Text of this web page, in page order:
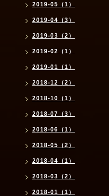
2019-05（1）
2019-04（3）
2019-03（2）
2019-02（1）
2019-01（1）
2018-12（2）
2018-10（1）
2018-07（3）
2018-06（1）
2018-05（2）
2018-04（1）
2018-03（2）
2018-01（1）